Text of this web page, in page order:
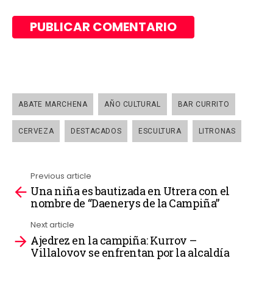
ABATE MARCHENA AÑO CULTURAL BAR CURRITO
CERVEZA DESTACADOS ESCULTURA LITRONAS
See
more
Previous article
Una niña es bautizada en Utrera con el
nombre de “Daenerys de la Campiña”
Next article
Ajedrez en la campiña: Kurrov –
Villalovov se enfrentan por la alcaldía